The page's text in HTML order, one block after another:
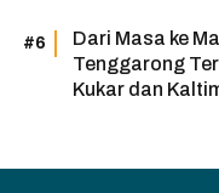
Dari Masa ke
Tenggarong
Kukar dan